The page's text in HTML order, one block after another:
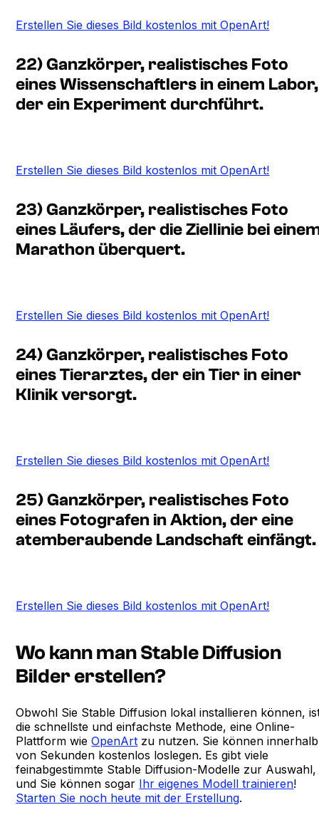
Erstellen Sie dieses Bild kostenlos mit OpenArt!
22) Ganzkörper, realistisches Foto
eines Wissenschaftlers in einem Labor,
der ein Experiment durchführt.
Erstellen Sie dieses Bild kostenlos mit OpenArt!
23) Ganzkörper, realistisches Foto
eines Läufers, der die Ziellinie bei
Marathon überquert.
Erstellen Sie dieses Bild kostenlos mit OpenArt!
24) Ganzkörper, realistisches Foto
eines Tierarztes, der ein Tier in einer
Klinik versorgt.
Erstellen Sie dieses Bild kostenlos mit OpenArt!
25) Ganzkörper, realistisches Foto
eines Fotografen in Aktion, der eine
atemberaubende Landschaft einfängt.
Erstellen Sie dieses Bild kostenlos mit OpenArt!
Wo kann man Stable Diffusion
Bilder erstellen?
Obwohl Sie Stable Diffusion lokal installieren können,
die schnellste und einfachste Methode, eine Online-
Plattform wieOpenArt zu nutzen. Sie können innerhalb
von Sekunden kostenlos loslegen. Es gibt viele
feinabgestimmte Stable Diffusion-Modelle zur Auswahl,
und Sie können sogar Ihr eigenes Modell trainieren!
Starten Sie noch heute mit der Erstellung.